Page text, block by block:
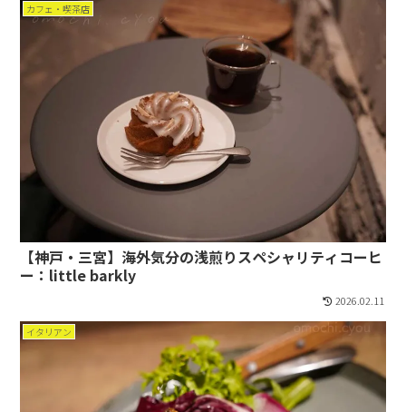
カフェ・喫茶店
【神戸・三宮】海外気分の浅煎りスペシャリティコーヒ
ー：little barkly
2026.02.11
イタリアン